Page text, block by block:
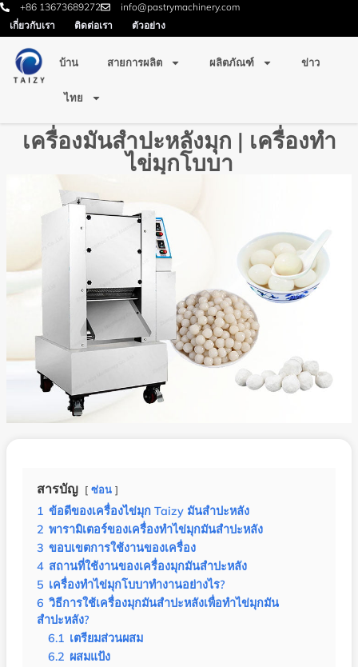
+86 13673689272
info@pastrymachinery.com
เกี่ยวกับเรา
ติดต่อเรา ตัวอย่าง
บ้าน สายการผลิต ผลิตภัณฑ์ ข่าว
ไทย
เครื่องมันสำปะหลังมุก | เครื่องทำ
ไข่มุกโบบา
สารบัญ ซ่อน
1 ข้อดีของเครื่องไข่มุก Taizy มันสำปะหลัง
2 พารามิเตอร์ของเครื่องทำไข่มุกมันสำปะหลัง
3 ขอบเขตการใช้งานของเครื่อง
4 สถานที่ใช้งานของเครื่องมุกมันสำปะหลัง
5 เครื่องทำไข่มุกโบบาทำงานอย่างไร?
6 วิธีการใช้เครื่องมุกมันสำปะหลังเพื่อทำไข่มุกมัน
สำปะหลัง?
6.1 เตรียมส่วนผสม
6.2 ผสมแป้ง